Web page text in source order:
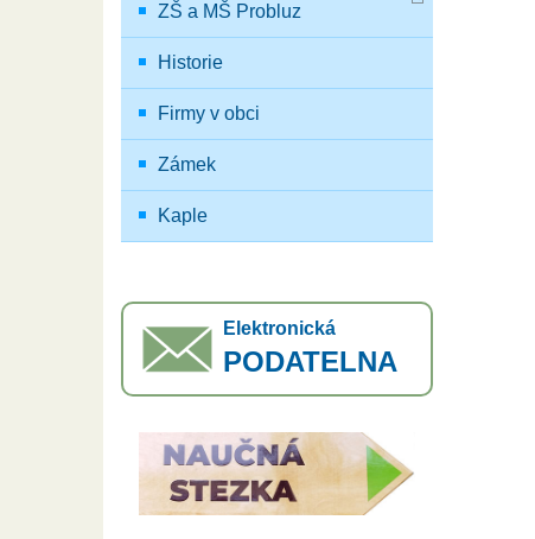
ZŠ a MŠ Probluz
Historie
Firmy v obci
Zámek
Kaple
Elektronická
PODATELNA